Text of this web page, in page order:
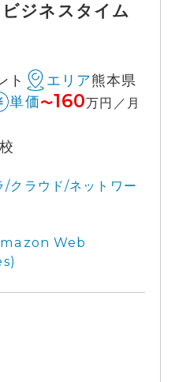
ジネスタイム
ト エリア熊本県
単価〜160万円／月
/クラウド/ネットワー
Web